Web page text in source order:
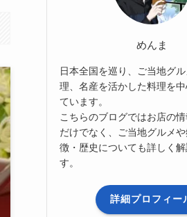
めんま
日本全国を巡り、ご当地グ
理、名産を活かした料理を
ています。
こちらのブログではお店の
だけでなく、ご当地グルメ
徴・歴史についても詳しく
す。
詳細プロフィー